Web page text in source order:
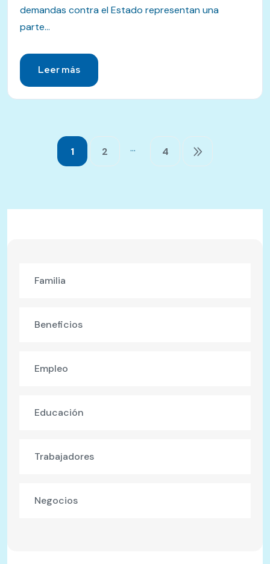
demandas contra el Estado representan una
parte...
Leer más
1 2 … 4
Familia
Beneficios
Empleo
Educación
Trabajadores
Negocios